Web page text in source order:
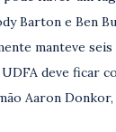
Barton e Ben
manteve
deve ficar
Aaron